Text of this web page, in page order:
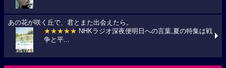
あの花が咲く丘で、君とまた出会えたら。
★★★★★ NHKラジオ深夜便明日への言葉,夏の特集は戦
争と平...